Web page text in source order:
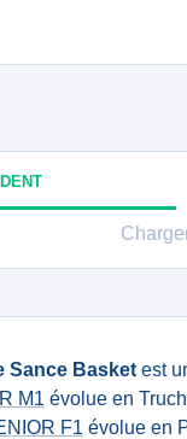
Sance Basket est
M1 évolue en
F1 évolue en